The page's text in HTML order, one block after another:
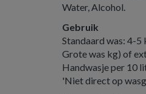
Water, Alcohol.
Gebruik
Standaard was: 4-5
Grote was kg) of
Handwasje per 10
'Niet direct op